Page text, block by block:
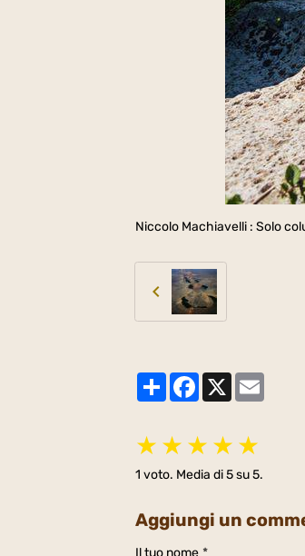
Niccolo Machiavelli : Solo
PartagerFacebook
X
★ ★ ★ ★ ★
1 voto. Media di5su 5.
Aggiungi un
Il tuo nome